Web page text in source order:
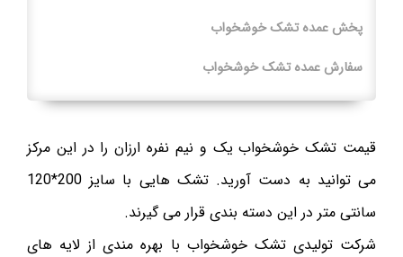
پخش عمده تشک خوشخواب
سفارش عمده تشک خوشخواب
قیمت تشک خوشخواب یک و نیم نفره ارزان را در این مرکز
می توانید به دست آورید. تشک هایی با سایز 200*120
سانتی متر در این دسته بندی قرار می گیرند.
شرکت تولیدی تشک خوشخواب با بهره مندی از لایه های